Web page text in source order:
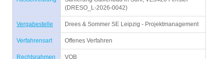
(DRESO_L-2026-0042)
Vergabestelle Drees & Sommer SE Leipzig - Projektmanagement
Verfahrensart Offenes Verfahren
Rechtsrahmen VOB